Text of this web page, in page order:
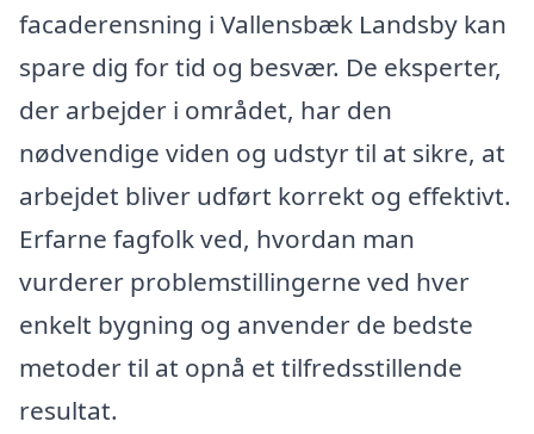
facaderensning i Vallensbæk Landsby kan
spare dig for tid og besvær. De eksperter,
der arbejder i området, har den
nødvendige viden og udstyr til at sikre, at
arbejdet bliver udført korrekt og effektivt.
Erfarne fagfolk ved, hvordan man
vurderer problemstillingerne ved hver
enkelt bygning og anvender de bedste
metoder til at opnå et tilfredsstillende
resultat.